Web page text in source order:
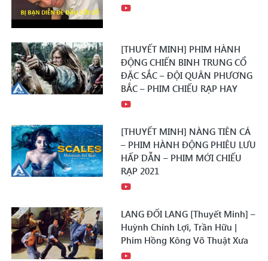
[THUYẾT MINH] PHIM HÀNH
ĐỘNG CHIẾN BINH TRUNG CỔ
ĐẶC SẮC – ĐỘI QUÂN PHƯƠNG
BẮC – PHIM CHIẾU RẠP HAY
[THUYẾT MINH] NÀNG TIÊN CÁ
– PHIM HÀNH ĐỘNG PHIÊU LƯU
HẤP DẪN – PHIM MỚI CHIẾU
RẠP 2021
LANG ĐỐI LANG [Thuyết Minh] –
Huỳnh Chính Lợi, Trần Hữu |
Phim Hồng Kông Võ Thuật Xưa